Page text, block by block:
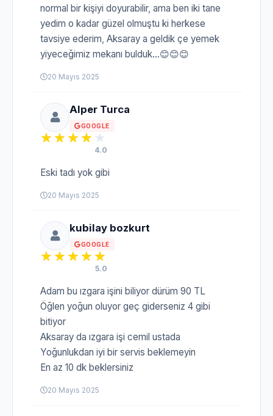
normal bir kişiyi doyurabilir, ama ben iki tane
yedim o kadar güzel olmuştu ki herkese
tavsiye ederim, Aksaray a geldik çe yemek
yiyeceğimiz mekanı bulduk...😊😊😊
20 Mayıs 2025
Alper Turca
GOOGLE
4.0
Eski tadı yok gibi
20 Mayıs 2025
kubilay bozkurt
GOOGLE
5.0
Adam bu ızgara işini biliyor dürüm 90 TL
Öğlen yoğun oluyor geç giderseniz 4 gibi
bitiyor
Aksaray da ızgara işi cemil ustada
Yoğunlukdan iyi bir servis beklemeyin
En az 10 dk beklersiniz
20 Mayıs 2025